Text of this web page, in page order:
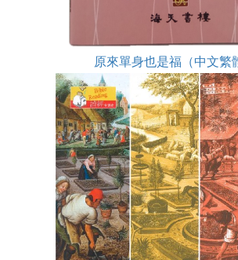
原來單身也是福（中文繁